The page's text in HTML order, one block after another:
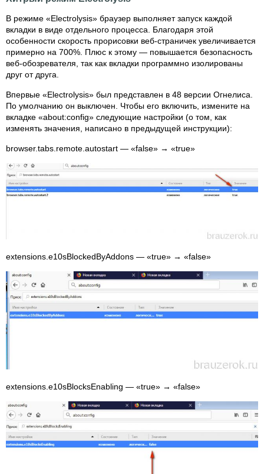
В режиме «Electrolysis» браузер выполняет запуск каждой
вкладки в виде отдельного процесса. Благодаря этой
особенности скорость прорисовки веб-страничек увеличивается
примерно на 700%. Плюс к этому — повышается безопасность
веб-обозревателя, так как вкладки программно изолированы
друг от друга.
Впервые «Electrolysis» был представлен в 48 версии Огнелиса.
По умолчанию он выключен. Чтобы его включить, измените на
вкладке «about:config» следующие настройки (о том, как
изменять значения, написано в предыдущей инструкции):
browser.tabs.remote.autostart — «false» → «true»
extensions.e10sBlockedByAddons — «true» → «false»
extensions.e10sBlocksEnabling — «true» → «false»